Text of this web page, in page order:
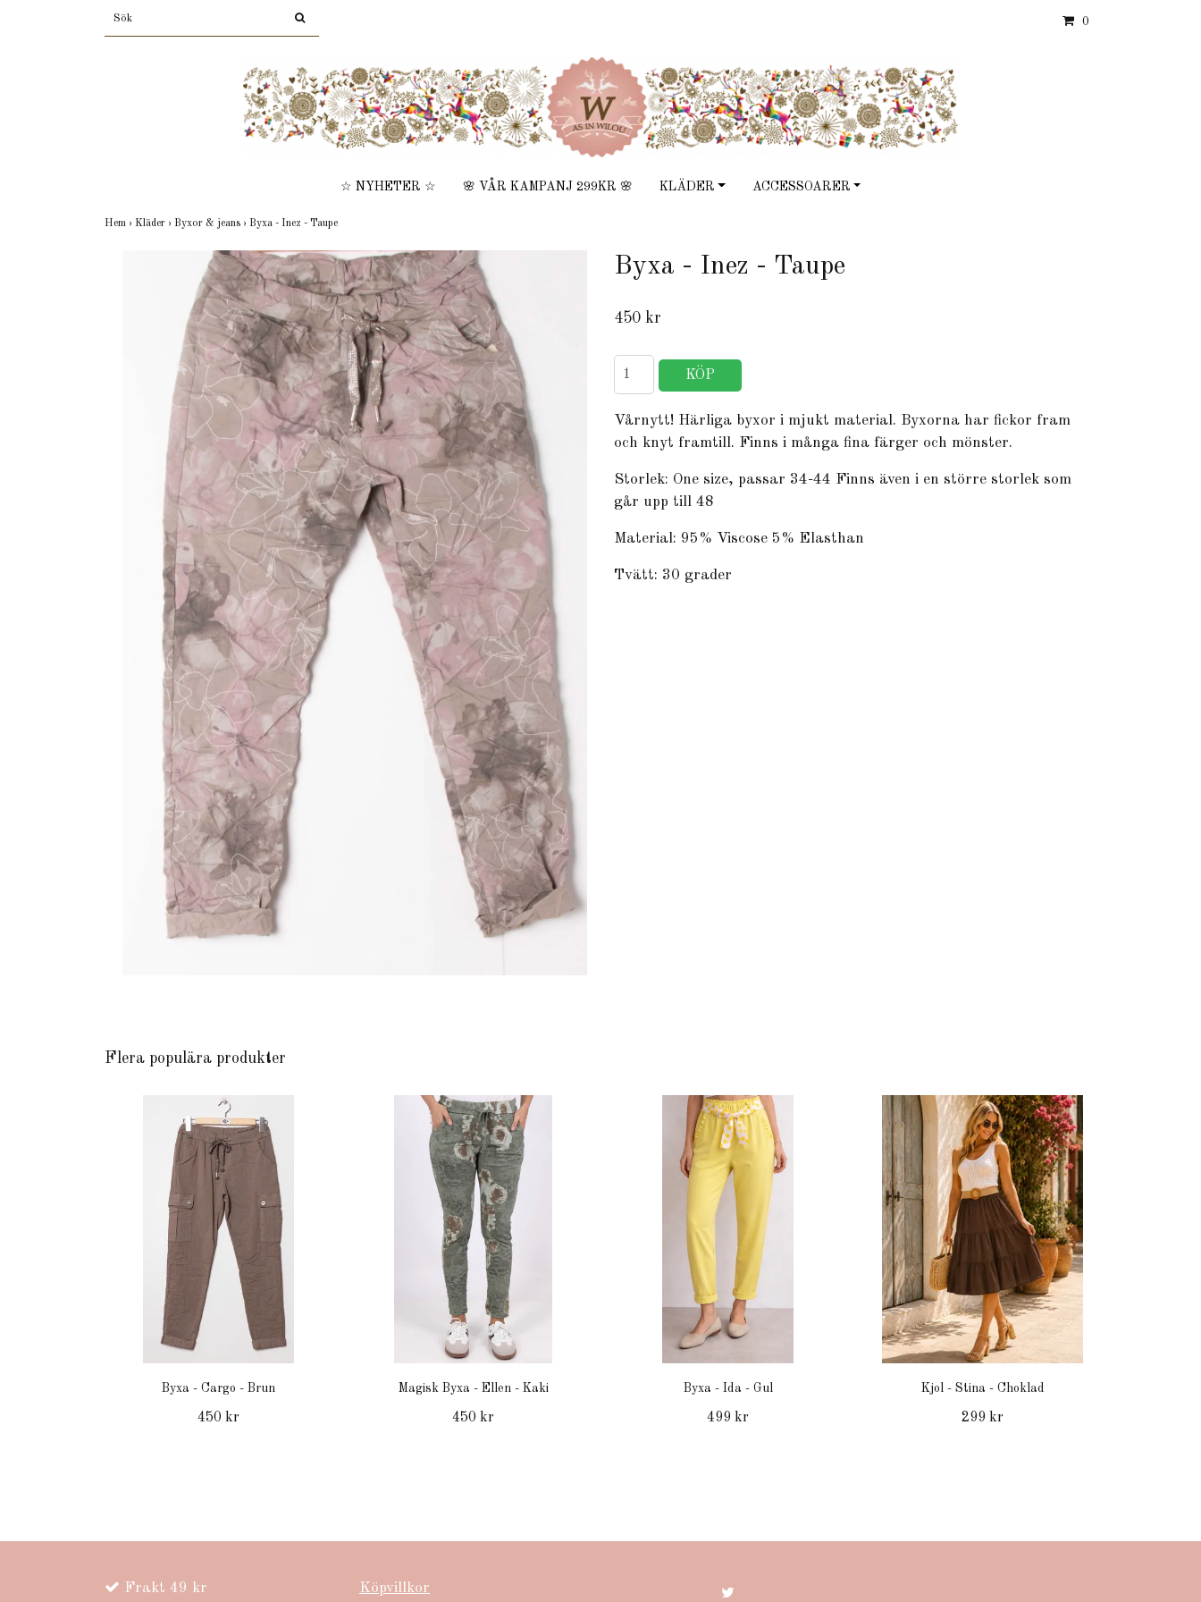
0
☆ NYHETER ☆ 🌸 VÅR KAMPANJ 299KR 🌸 KLÄDER ACCESSOARER
Hem › Kläder › Byxor & jeans › Byxa - Inez - Taupe
Byxa - Inez - Taupe
450 kr
Vårnytt! Härliga byxor i mjukt material. Byxorna har fickor fram
och knyt framtill. Finns i många fina färger och mönster.
Storlek: One size, passar 34-44 Finns även i en större storlek som
går upp till 48
Material: 95% Viscose 5% Elasthan
Tvätt: 30 grader
Flera populära produkter
Byxa - Cargo - Brun
450 kr
Magisk Byxa - Ellen - Kaki
450 kr
Byxa - Ida - Gul
499 kr
Kjol - Stina - Choklad
299 kr
Frakt 49 kr Köpvillkor